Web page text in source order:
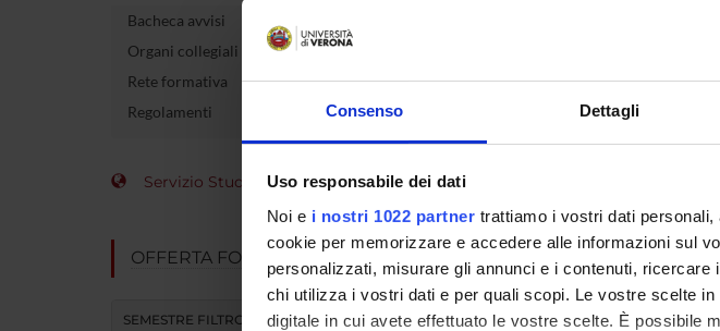
Consenso Dettagli
Uso responsabile dei dati
Noi e i nostri 1022 partner trattiamo i vostri dati
cookie per memorizzare e accedere alle informazioni sul
personalizzati, misurare gli annunci e i contenuti,
chi utilizza i vostri dati e per quali scopi. Le vostre scelte
digitale in cui avete effettuato le vostre scelte. È possibile
Bacheca avvisi
Organi collegiali e di governo
Rete formativa
Regolamenti
Servizio Studenti Internazionali
OFFERTA FORMATIVA
SEMESTRE FILTRO
Settore disciplinare NN - -
Periodo non